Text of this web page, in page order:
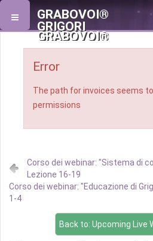
GRABOVOI®
GRIGORI
GRABOVOI®
Error
The path for invoices seems
permissions
Сorso dei webinar: "Sistema di
Lezione 16-19
Сorso dei webinar: "Еducazione di
1-4
Back to: Upcoming Live